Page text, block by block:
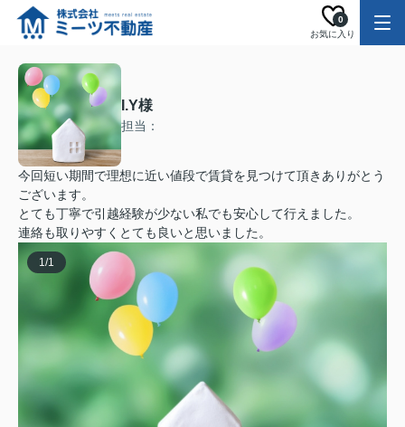
お気に入り
0
I.Y様
担当：
今回短い期間で理想に近い値段で賃貸を見つけて頂きありがとう
ございます。
とても丁寧で引越経験が少ない私でも安心して行えました。
連絡も取りやすくとても良いと思いました。
1/1